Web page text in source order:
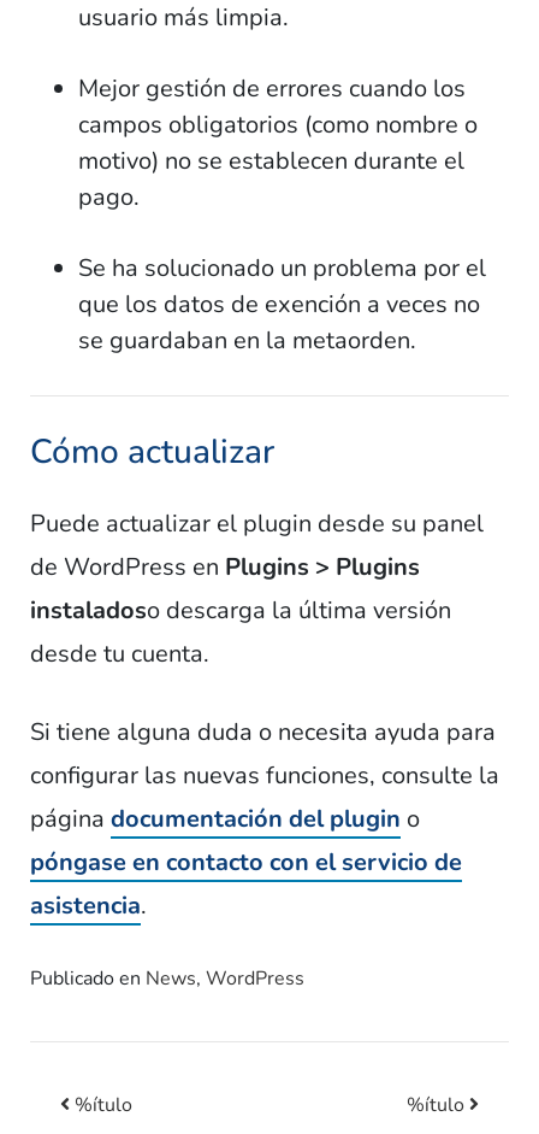
usuario más limpia.
Mejor gestión de errores cuando los
campos obligatorios (como nombre o
motivo) no se establecen durante el
pago.
Se ha solucionado un problema por el
que los datos de exención a veces no
se guardaban en la metaorden.
Cómo actualizar
Puede actualizar el plugin desde su panel
de WordPress en Plugins > Plugins
instaladoso descarga la última versión
desde tu cuenta.
Si tiene alguna duda o necesita ayuda para
configurar las nuevas funciones, consulte la
página documentación del plugin o
póngase en contacto con el servicio de
asistencia.
Publicado en News, WordPress
%ítulo %ítulo